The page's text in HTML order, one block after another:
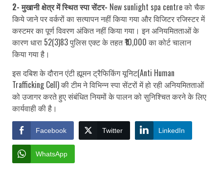
2- मुखानी क्षेत्र में स्थित स्पा सेंटर- New sunlight spa centre को चैक
किये जाने पर वर्करों का सत्यापन नहीं किया गया और विजिटर रजिस्टर में
कस्टमर का पूर्ण विवरण अंकित नहीं किया गया। इन अनियमितताओं के
कारण धारा 52(3)83 पुलिस एक्ट के तहत ₹10,000 का कोर्ट चालान
किया गया है।
इस दबिश के दौरान एंटी ह्यूमन ट्रैफिकिंग यूनिट(Anti Human
Trafficking Cell) की टीम ने विभिन्न स्पा सेंटरों में हो रही अनियमितताओं
को उजागर करते हुए संबंधित नियमों के पालन को सुनिश्चित करने के लिए
कार्यवाही की है।
Facebook Twitter LinkedIn
WhatsApp